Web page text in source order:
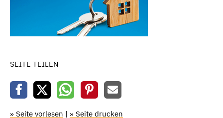
SEITE TEILEN
» Seite vorlesen | » Seite drucken